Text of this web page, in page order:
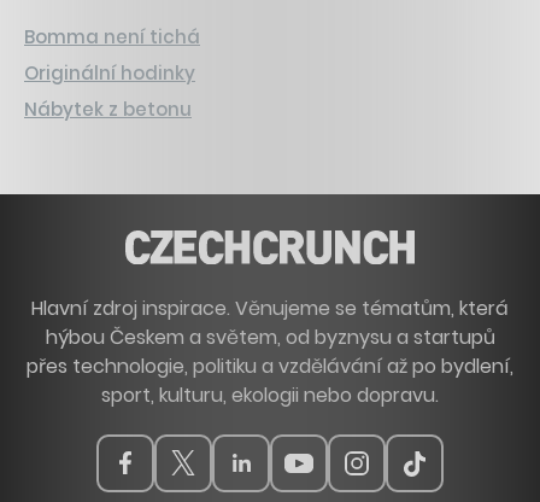
Bomma není tichá
Originální hodinky
Nábytek z betonu
Hlavní zdroj inspirace. Věnujeme se tématům, která
hýbou Českem a světem, od byznysu a startupů
přes technologie, politiku a vzdělávání až po bydlení,
sport, kulturu, ekologii nebo dopravu.